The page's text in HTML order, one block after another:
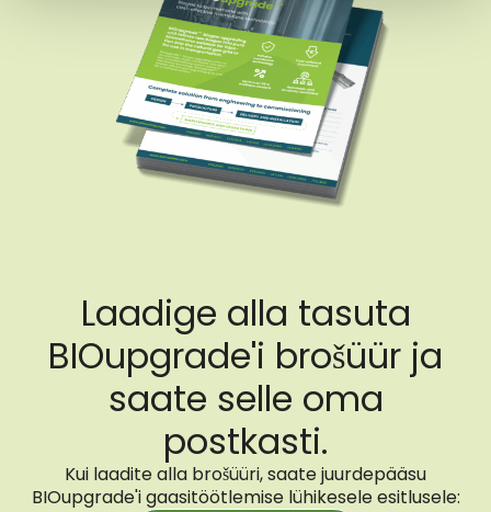
Laadige alla tasuta
BIOupgrade'i brošüür ja
saate selle oma
postkasti.
Kui laadite alla brošüüri, saate juurdepääsu
BIOupgrade'i gaasitöötlemise lühikesele esitlusele: